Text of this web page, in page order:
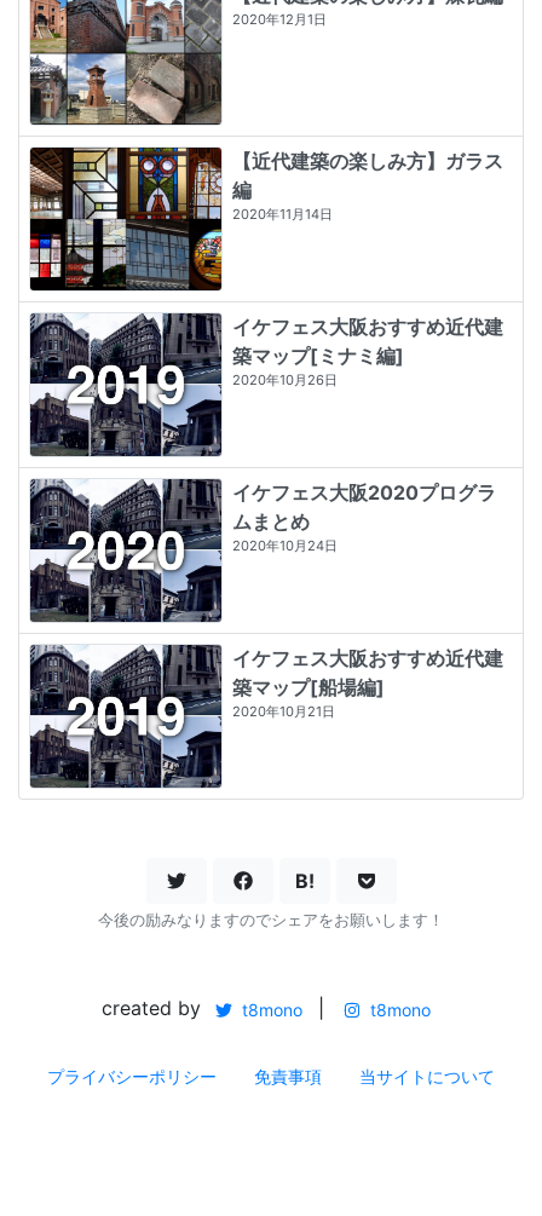
2020年12月1日
【近代建築の楽しみ方】ガラス
編
2020年11月14日
イケフェス大阪おすすめ近代建
築マップ[ミナミ編]
2020年10月26日
イケフェス大阪2020プログラ
ムまとめ
2020年10月24日
イケフェス大阪おすすめ近代建
築マップ[船場編]
2020年10月21日
B!
今後の励みなりますのでシェアをお願いします！
created by t8mono t8mono
プライバシーポリシー 免責事項 当サイトについて